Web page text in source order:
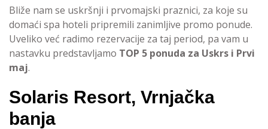
Bliže nam se uskršnji i prvomajski praznici, za koje su
domaći spa hoteli pripremili zanimljive promo ponude.
Uveliko već radimo rezervacije za taj period, pa vam u
nastavku predstavljamo TOP 5 ponuda za Uskrs i Prvi
maj.
Solaris Resort, Vrnjačka
banja